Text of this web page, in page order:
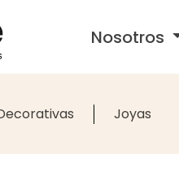
Nosotros
Joyas